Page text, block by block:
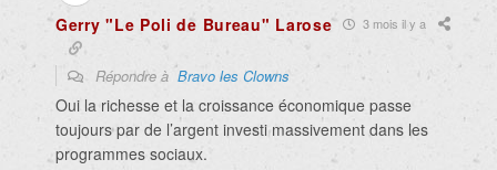
Gerry "Le Poli de Bureau" Larose 3 mois il y a
Répondre à Bravo les Clowns
Oui la richesse et la croissance économique passe
toujours par de l’argent investi massivement dans les
programmes sociaux.